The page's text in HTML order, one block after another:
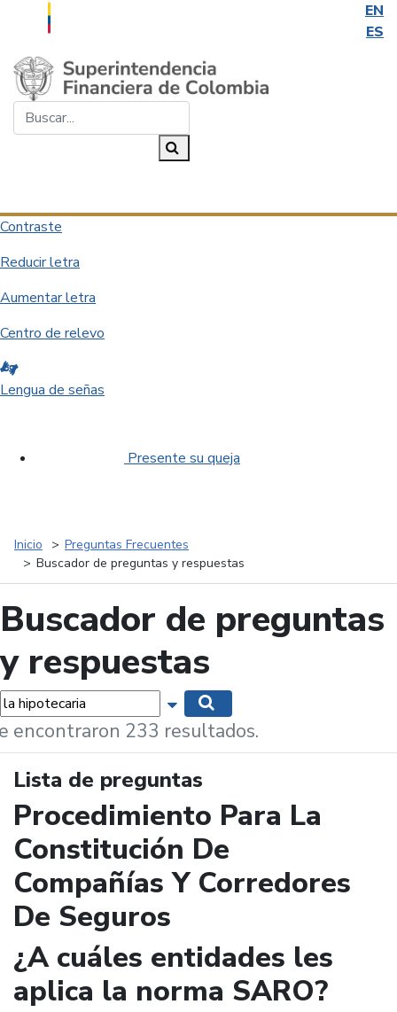
EN
ES
Saltar al contenido principal
Contraste
Reducir letra
Aumentar letra
Centro de relevo
Lengua de señas
Presente su queja
Inicio
Preguntas Frecuentes
Buscador de preguntas y respuestas
Buscador de preguntas
y respuestas
Mostrar opciones de búsqueda
encontraron 233 resultados.
Lista de preguntas
Procedimiento Para La
Constitución De
Compañías Y Corredores
De Seguros
¿A cuáles entidades les
aplica la norma SARO?